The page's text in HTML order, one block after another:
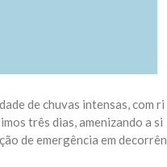
de chuvas intensas, com ri
três dias, amenizando a si
de emergência em decorrên